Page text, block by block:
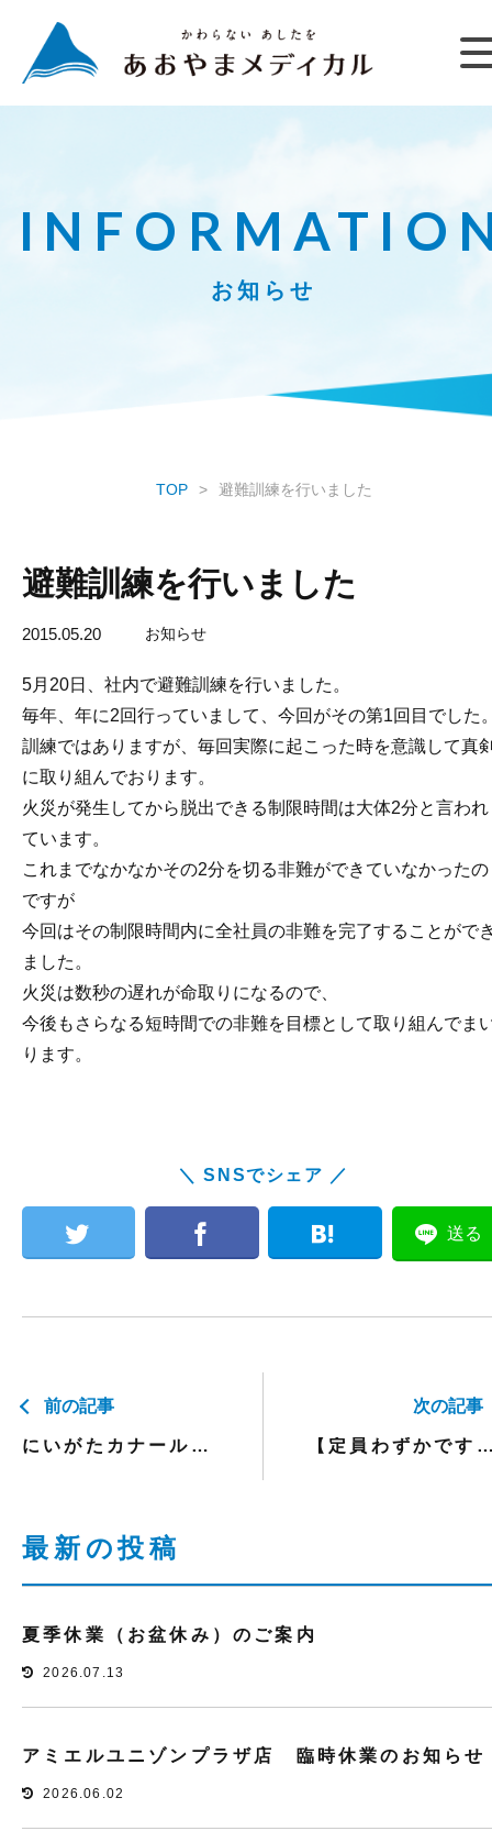
お知らせ
TOP 避難訓練を行いました
避難訓練を行いました
2015.05.20 お知らせ
5月20日、社内で避難訓練を行いました。
毎年、年に2回行っていまして、今回がその第1回目でした
訓練ではありますが、毎回実際に起こった時を意識して真
に取り組んでおります。
火災が発生してから脱出できる制限時間は大体2分と言われ
ています。
これまでなかなかその2分を切る非難ができていなかったの
ですが
今回はその制限時間内に全社員の非難を完了することがで
ました。
火災は数秒の遅れが命取りになるので、
今後もさらなる短時間での非難を目標として取り組んでま
ります。
＼ SNSでシェア ／
送る
前の記事
にいがたカナール彩2015 報告
次の記事
【定員わずかです】平成27年度 第1回福祉用具専
最新の投稿
夏季休業（お盆休み）のご案内
2026.07.13
アミエルユニゾンプラザ店 臨時休業のお知らせ
2026.06.02